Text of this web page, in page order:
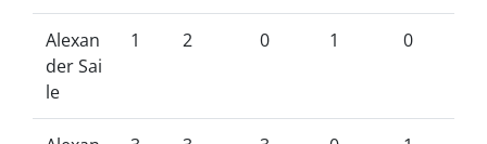
Alexan
der Sai
le
1 2 0 1 0